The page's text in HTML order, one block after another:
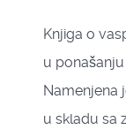
Knjiga o
u
Namenjena
u skladu sa